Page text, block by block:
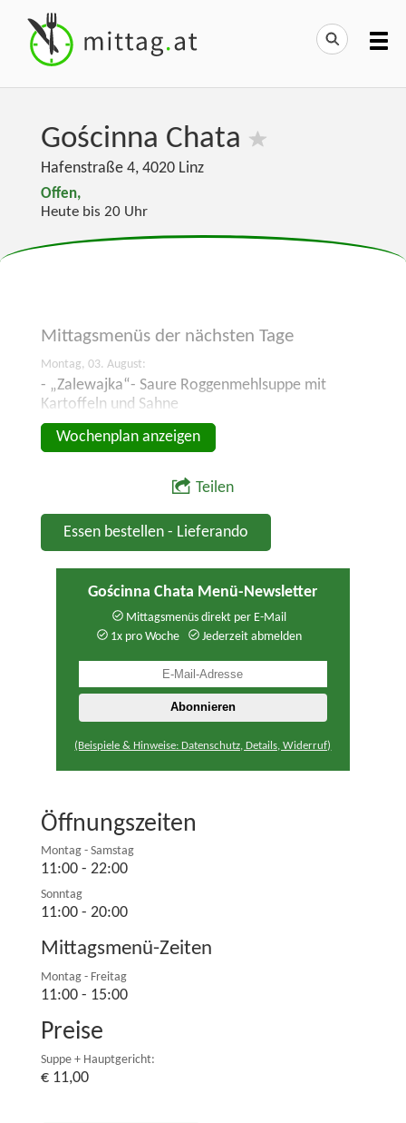
Gościnna Chata
Hafenstraße 4, 4020 Linz
Offen,
Heute bis 20 Uhr
Mittagsmenüs der nächsten Tage
Montag, 03. August:
- „Zalewajka“- Saure Roggenmehlsuppe mit
Kartoffeln und Sahne
- Schnitzel von Hühnerhackfleisch
Wochenplan anzeigen
Teilen
Essen bestellen - Lieferando
Gościnna Chata Menü-Newsletter
Mittagsmenüs direkt per E-Mail
1x pro Woche
Jederzeit abmelden
(Beispiele & Hinweise: Datenschutz, Details, Widerruf)
Öffnungszeiten
Montag - Samstag
11:00 - 22:00
Sonntag
11:00 - 20:00
Mittagsmenü-Zeiten
Montag - Freitag
11:00 - 15:00
Preise
Suppe + Hauptgericht:
€ 11,00